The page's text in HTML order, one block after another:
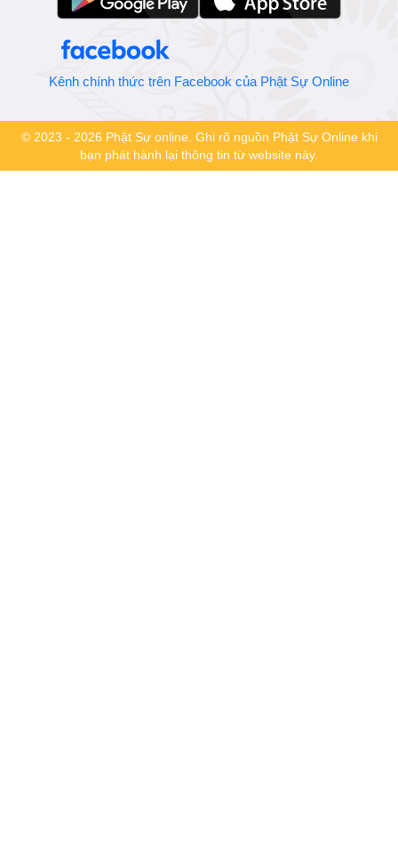
Kênh chính thức trên Facebook của Phật Sự Online
© 2023 - 2026 Phật Sự online. Ghi rõ nguồn Phật Sự Online khi
bạn phát hành lại thông tin từ website này.